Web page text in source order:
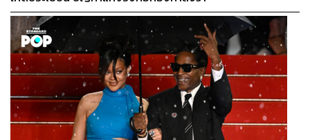
ฟุตบอลพรีเมียร์ลีก อังกฤษ โดยรับสิทธิ์การถ่ายทอดสดผ่าน
ทางดิจิทัลทีวีและเว็บไซต์
ต่อด้วยในวันที่ 27 กรกฎาคม 2016 ทรูวิชั่นส์ได้แถลงข่าว
คว้าสิทธิ์ถ่ายทอดสดฟุตบอลพรีเมียร์ลีก อังกฤษ ใน
ประเทศไทย ร่วมกับbeIN Sportsเป็นเวลา 3 ปีเช่นกัน โดย
เป็นการถ่ายทอดสดผ่านระบบโทรทัศน์ดาวเทียมบอกรับ
สมาชิกและสตรีมมิงผ่านอุปกรณ์ smart device ต่างๆ